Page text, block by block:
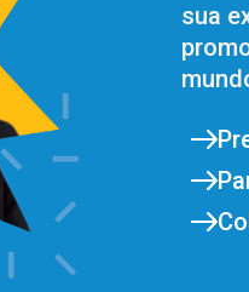
sua